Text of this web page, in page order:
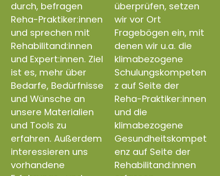
durch, befragen
Reha-Praktiker:innen
und sprechen mit
Rehabilitand:innen
und Expert:innen. Ziel
ist es, mehr über
Bedarfe, Bedürfnisse
und Wünsche an
unsere Materialien
und Tools zu
erfahren. Außerdem
interessieren uns
vorhandene
überprüfen, setzen
wir vor Ort
Fragebögen ein, mit
denen wir u.a. die
klimabezogene
Schulungskompeten
z auf Seite der
Reha-Praktiker:innen
und die
klimabezogene
Gesundheitskompet
enz auf Seite der
Rehabilitand:innen